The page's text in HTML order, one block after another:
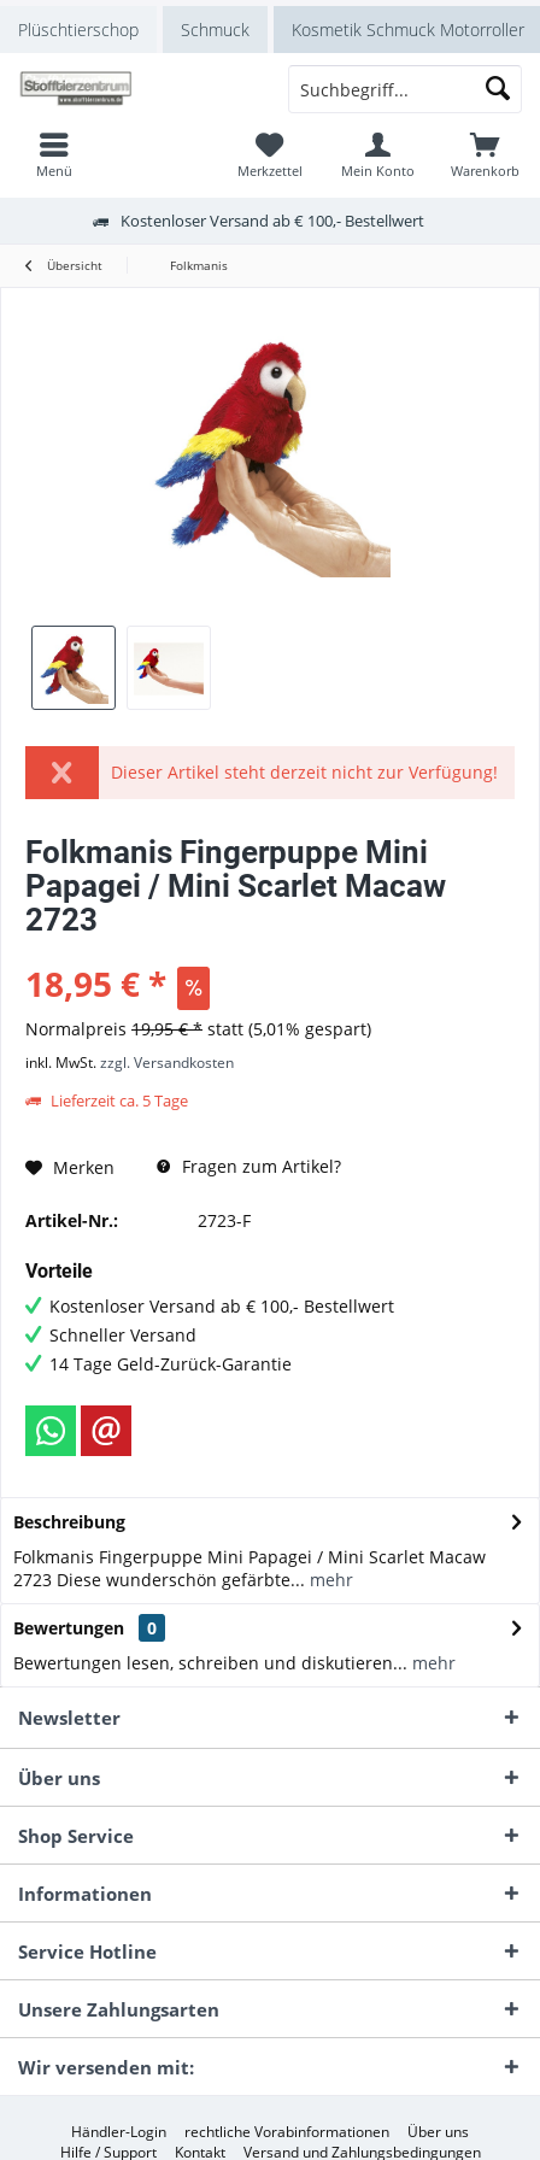
Plüschtierschop Schmuck Kosmetik Schmuck Motorroller
Menü Warenkorb
Merkzettel Mein Konto
Kostenloser Versand ab € 100,- Bestellwert
Übersicht Folkmanis
Dieser Artikel steht derzeit nicht zur Verfügung!
Folkmanis Fingerpuppe Mini
Papagei / Mini Scarlet Macaw
2723
18,95 € *
Normalpreis 19,95 € * statt (5,01% gespart)
inkl. MwSt.zzgl. Versandkosten
Lieferzeit ca. 5 Tage
Merken Fragen zum Artikel?
Artikel-Nr.: 2723-F
Vorteile
Kostenloser Versand ab € 100,- Bestellwert
Schneller Versand
14 Tage Geld-Zurück-Garantie
Beschreibung
Folkmanis Fingerpuppe Mini Papagei / Mini Scarlet Macaw
2723 Diese wunderschön gefärbte... mehr
Bewertungen
0
Bewertungen lesen, schreiben und diskutieren... mehr
Newsletter
Über uns
Shop Service
Informationen
Service Hotline
Unsere Zahlungsarten
Wir versenden mit:
Händler-Login rechtliche Vorabinformationen
Über uns
Hilfe / Support
Kontakt Versand und Zahlungsbedingungen